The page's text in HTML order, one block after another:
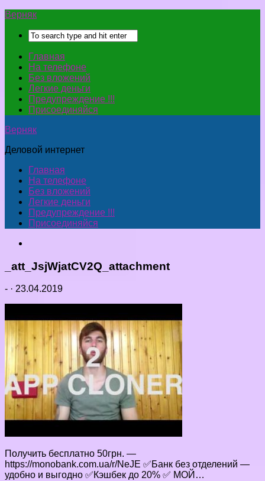
Верняк
Главная
На телефоне
Без вложений
Легкие деньги
Предупреждение !!!
Присоединяйся
Верняк
Деловой интернет
Главная
На телефоне
Без вложений
Легкие деньги
Предупреждение !!!
Присоединяйся
_att_JsjWjatCV2Q_attachment
- · 23.04.2019
Получить бесплатно 50грн. —
https://monobank.com.ua/r/NeJE ✅Банк без отделений —
удобно и выгодно ✅Кэшбек до 20% ✅ МОЙ…